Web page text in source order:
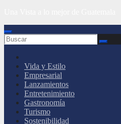
Vida y Estilo
Empresarial
Lanzamientos
Entretenimiento
Gastronomía
Turismo
Sostenibilidad